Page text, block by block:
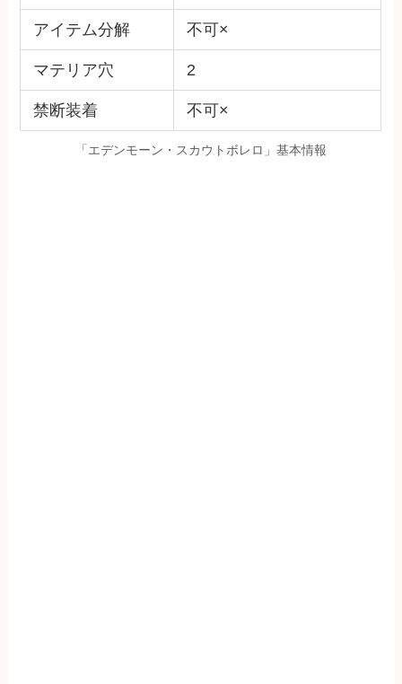
アイテム分解 不可×
マテリア穴 2
禁断装着 不可×
「エデンモーン・スカウトボレロ」基本情報